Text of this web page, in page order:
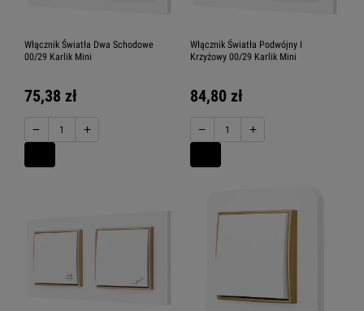
Włącznik Światła Dwa Schodowe
00/29 Karlik Mini
75,38 zł
− +
Włącznik Światła Podwójny I
Krzyżowy 00/29 Karlik Mini
84,80 zł
− +